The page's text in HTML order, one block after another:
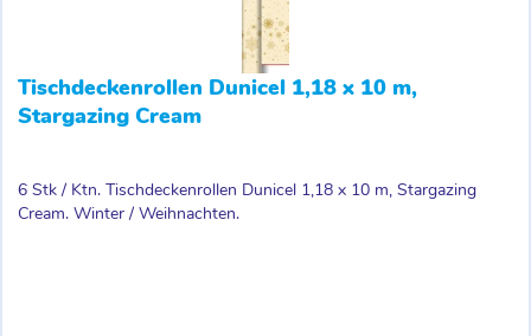
Tischdeckenrollen Dunicel 1,18 x 10 m,
Stargazing Cream
6 Stk / Ktn. Tischdeckenrollen Dunicel 1,18 x 10 m, Stargazing
Cream. Winter / Weihnachten.